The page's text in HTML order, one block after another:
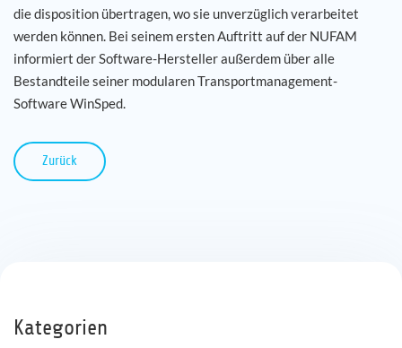
Kontakt
die disposition übertragen, wo sie unverzüglich verarbeitet
werden können. Bei seinem ersten Auftritt auf der NUFAM
informiert der Software-Hersteller außerdem über alle
Bestandteile seiner modularen Transportmanagement-
Software WinSped.
Zurück
Kategorien